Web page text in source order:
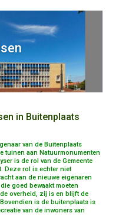
in Buitenplaats
van de Buitenplaats
tuinen aan Natuurmonumenten
is de rol van de Gemeente
Deze rol is echter niet
aan de nieuwe eigenaren
goed bewaakt moeten
overheid, zij is en blijft de
is de buitenplaats is
van de inwoners van